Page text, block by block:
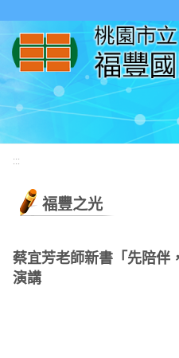
:::
福豐之光
蔡宜芳老師新書「先陪伴
演講